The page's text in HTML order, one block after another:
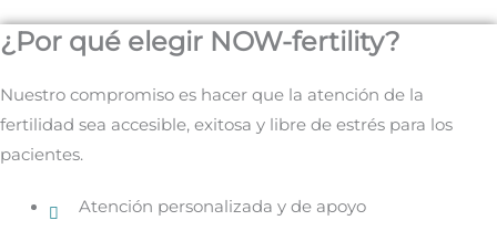
¿Por qué elegir NOW-fertility?
Nuestro compromiso es hacer que la atención de la
fertilidad sea accesible, exitosa y libre de estrés para los
pacientes.
Atención personalizada y de apoyo